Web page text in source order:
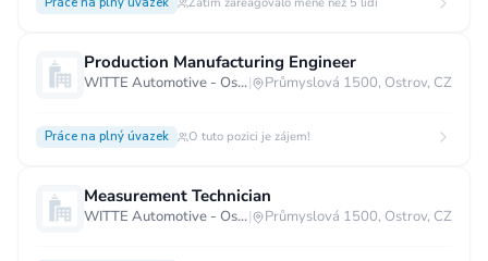
Production Manufacturing Engineer
WITTE Automotive - Ostrov| Průmyslová 1500, Ostrov, CZ
Práce na plný úvazek O tuto pozici je zájem!
Measurement Technician
WITTE Automotive - Ostrov| Průmyslová 1500, Ostrov, CZ